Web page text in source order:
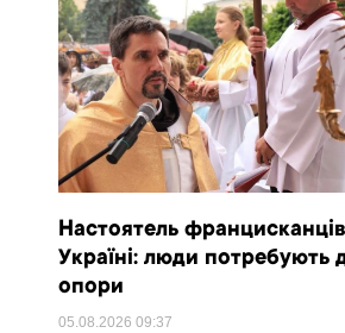
Настоятель
Україні: люди потребують
опори
05.08.2026 09:37